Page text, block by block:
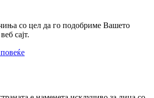
со цел да го подобриме Вашето
сајт.